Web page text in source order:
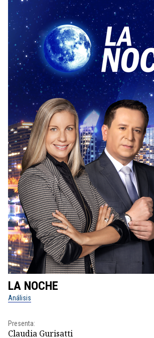
LA NOCHE
Análisis
Presenta:
Claudia Gurisatti